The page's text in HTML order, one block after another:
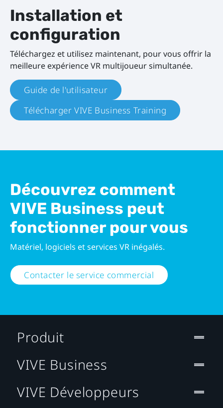
Installation et
configuration
Téléchargez et utilisez maintenant, pour vous offrir la
meilleure expérience VR multijoueur simultanée.
Guide de l'utilisateur
Télécharger VIVE Business Training
Découvrez comment
VIVE Business peut
fonctionner pour vous
Matériel, logiciels et services VR inégalés.
Contacter le service commercial
Produit
VIVE Business
VIVE Développeurs